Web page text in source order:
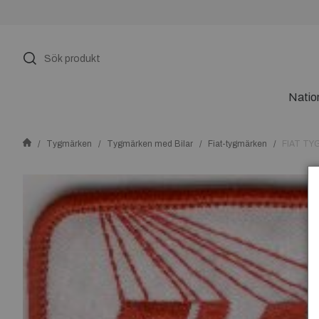
Tygmärken Tygmärken med Bilar Fiat-tygmärken FIAT